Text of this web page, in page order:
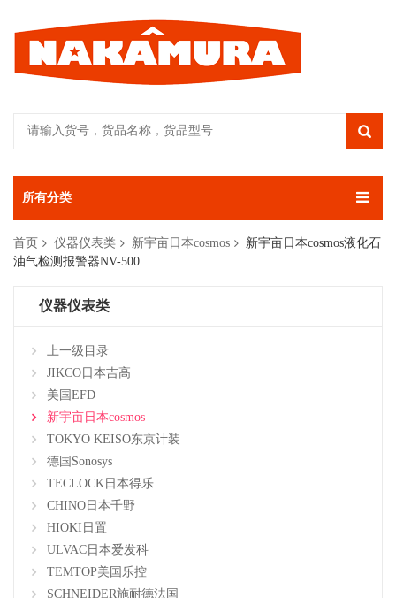
所有分类
首页 仪器仪表类 新宇亩日本cosmos
新宇亩日本cosmos液化石
油气检测报警器NV-500
仪器仪表类
上一级目录
JIKCO日本吉高
美国EFD
新宇亩日本cosmos
TOKYO KEISO东京计装
德国Sonosys
TECLOCK日本得乐
CHINO日本千野
HIOKI日置
ULVAC日本爱发科
TEMTOP美国乐控
SCHNEIDER施耐德法国